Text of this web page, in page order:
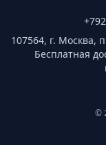
107564, г. Москва,
Бесплатная
©